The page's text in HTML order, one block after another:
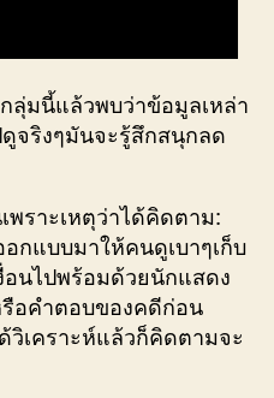
ลุ่มนี้แล้วพบว่าข้อมูลเหล่า
จริงๆมันจะรู้สึกสนุกลด
พราะเหตุว่าได้คิดตาม:
กแบบมาให้คนดูเบาๆเก็บ
อนไปพร้อมด้วยนักแสดง
อคำตอบของคดีก่อน
วิเคราะห์แล้วก็คิดตามจะ